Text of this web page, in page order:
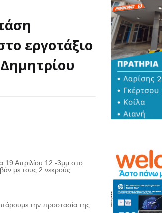
εργοτάξιο
19 Απριλίου 12 -3μμ στο
με τους 2 νεκρούς
την προστασία της